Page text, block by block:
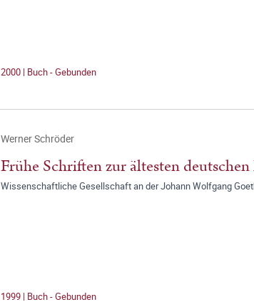
2000 | Buch - Gebunden
Werner Schröder
Frühe Schriften zur ältesten
Wissenschaftliche Gesellschaft an der Johann Wolfgang
1999 | Buch - Gebunden